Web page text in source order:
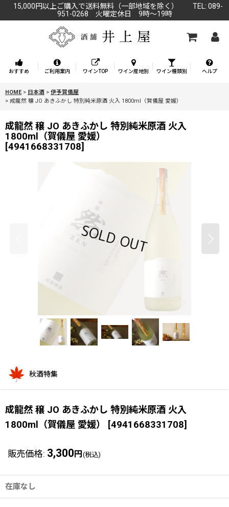
15,000円以上ご購入で送料無料（一部地域を除く） TEL: 089-
951-0268 火曜定休日 9時～19時
おすすめ ご利用案内 ワインTOP ワイン産地別 ワイン種類別 ヘルプ
HOME > 日本酒 > 伊予賀儀屋
> 成龍然 穣 JO あきふかし 特別純米原酒 火入 1800ml（賀儀屋 愛媛）
成龍然 穣 JO あきふかし 特別純米原酒 火入
1800ml（賀儀屋 愛媛）
[4941668331708]
秋酒特集
成龍然 穣 JO あきふかし 特別純米原酒 火入
1800ml（賀儀屋 愛媛）
[4941668331708]
販売価格: 3,300 円 (税込)
在庫なし